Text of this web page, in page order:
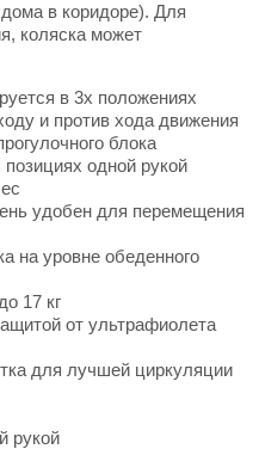
в коридоре). Для
коляска может
в 3х положениях
и против хода движения
блока
одной рукой
удобен для перемещения
на уровне обеденного
17 кг
от ультрафиолета
для лучшей циркуляции
рукой